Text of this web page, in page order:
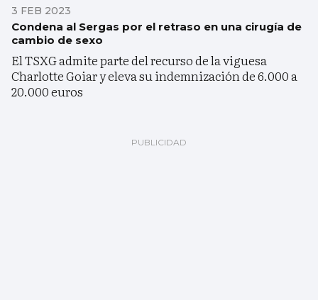
3 FEB 2023
Condena al Sergas por el retraso en una cirugía de
cambio de sexo
El TSXG admite parte del recurso de la viguesa
Charlotte Goiar y eleva su indemnización de 6.000 a
20.000 euros